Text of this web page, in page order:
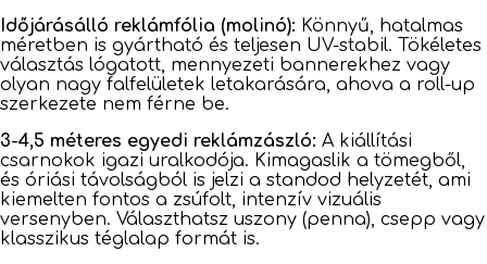
Időjárásálló reklámfólia (molinó): Könnyű, hatalmas
méretben is gyártható és teljesen UV-stabil. Tökéletes
választás lógatott, mennyezeti bannerekhez vagy
olyan nagy falfelületek letakarására, ahova a roll-up
szerkezete nem férne be.
3-4,5 méteres egyedi reklámzászló: A kiállítási
csarnokok igazi uralkodója. Kimagaslik a tömegből,
és óriási távolságból is jelzi a standod helyzetét, ami
kiemelten fontos a zsúfolt, intenzív vizuális
versenyben. Választhatsz uszony (penna), csepp vagy
klasszikus téglalap formát is.